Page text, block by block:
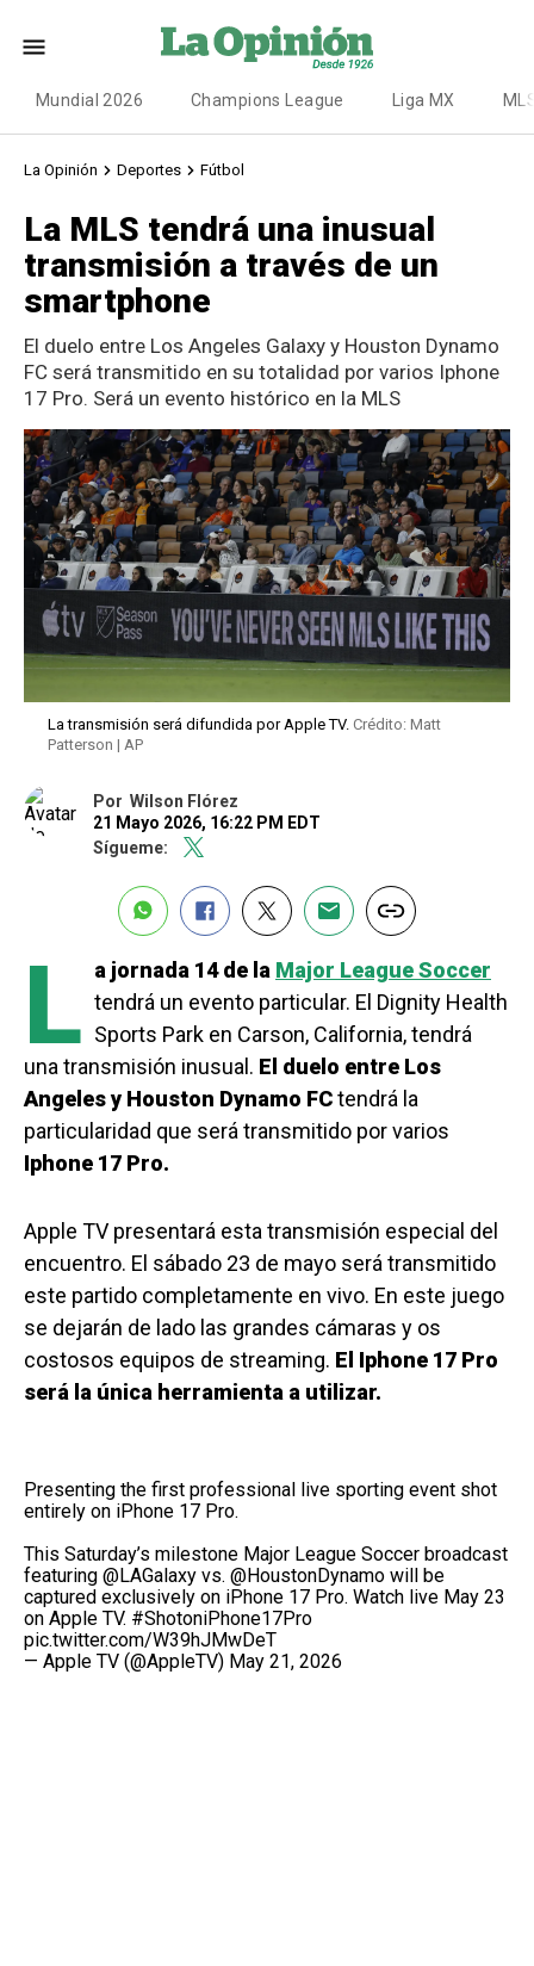
Mundial 2026 Champions League Liga MX
La Opinión Deportes Fútbol
La MLS tendrá una inusual
transmisión a través de un
smartphone
El duelo entre Los Angeles Galaxy y Houston Dynamo
FC será transmitido en su totalidad por varios Iphone
17 Pro. Será un evento histórico en la MLS
La transmisión será difundida por Apple TV. Crédito: Matt
Patterson | AP
Por Wilson Flórez
21 Mayo 2026, 16:22 PM EDT
Sígueme:
L a jornada 14 de la Major League Soccer
tendrá un evento particular. El Dignity Health
Sports Park en Carson, California, tendrá
una transmisión inusual. El duelo entre Los
Angeles y Houston Dynamo FCtendrá la
particularidad que será transmitido por varios
Iphone 17 Pro.
Apple TV presentará esta transmisión especial del
encuentro. El sábado 23 de mayo será transmitido
este partido completamente en vivo. En este juego
se dejarán de lado las grandes cámaras y os
costosos equipos de streaming. El Iphone 17 Pro
será la única herramienta a utilizar.
Presenting the first professional live sporting event shot
entirely on iPhone 17 Pro.
This Saturday’s milestone Major League Soccer broadcast
featuring @LAGalaxy vs. @HoustonDynamo will be
captured exclusively on iPhone 17 Pro. Watch live May 23
on Apple TV. #ShotoniPhone17Pro
pic.twitter.com/W39hJMwDeT
— Apple TV (@AppleTV) May 21, 2026